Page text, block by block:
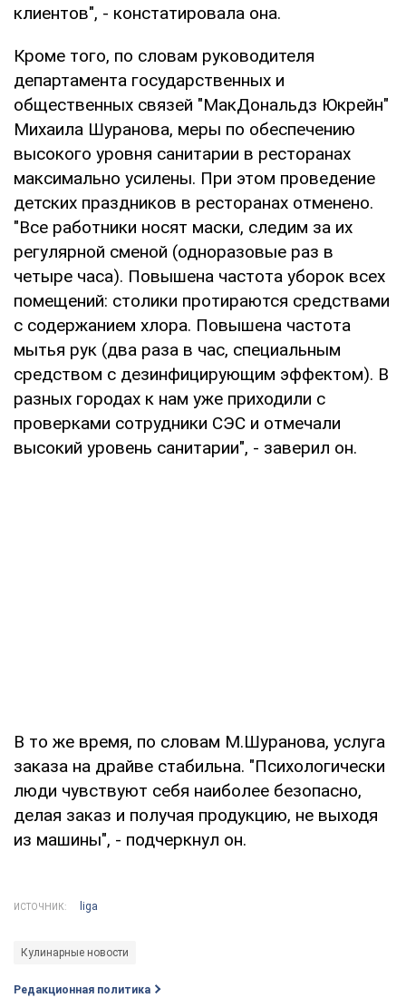
клиентов", - констатировала она.
Кроме того, по словам руководителя
департамента государственных и
общественных связей "МакДональдз Юкрейн"
Михаила Шуранова, меры по обеспечению
высокого уровня санитарии в ресторанах
максимально усилены. При этом проведение
детских праздников в ресторанах отменено.
"Все работники носят маски, следим за их
регулярной сменой (одноразовые раз в
четыре часа). Повышена частота уборок всех
помещений: столики протираются средствами
с содержанием хлора. Повышена частота
мытья рук (два раза в час, специальным
средством с дезинфицирующим эффектом). В
разных городах к нам уже приходили с
проверками сотрудники СЭС и отмечали
высокий уровень санитарии", - заверил он.
В то же время, по словам М.Шуранова, услуга
заказа на драйве стабильна. "Психологически
люди чувствуют себя наиболее безопасно,
делая заказ и получая продукцию, не выходя
из машины", - подчеркнул он.
ИСТОЧНИК: liga
Кулинарные новости
Редакционная политика